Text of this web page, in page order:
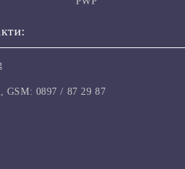
GSM: 0897 / 87 29 87